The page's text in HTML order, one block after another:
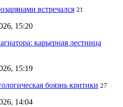
встречался 21
15:20
карьерная лестница
15:19
боязнь критики 27
14:04